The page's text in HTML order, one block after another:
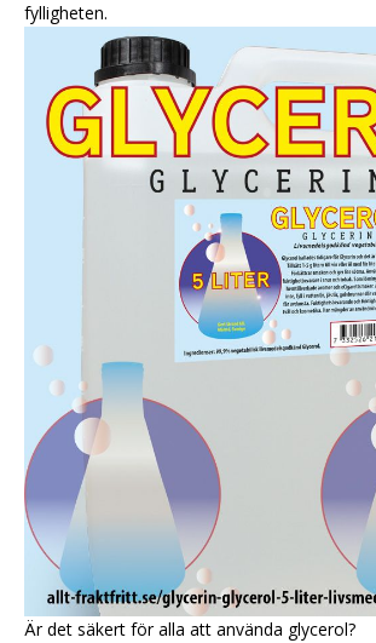
fylligheten.
Är det säkert för alla att använda glycerol?